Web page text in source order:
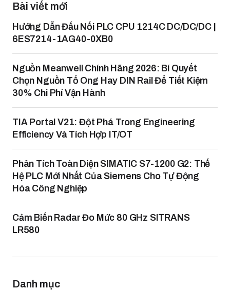
Bài viết mới
Hướng Dẫn Đấu Nối PLC CPU 1214C DC/DC/DC |
6ES7214-1AG40-0XB0
Nguồn Meanwell Chính Hãng 2026: Bí Quyết
Chọn Nguồn Tổ Ong Hay DIN Rail Để Tiết Kiệm
30% Chi Phí Vận Hành
TIA Portal V21: Đột Phá Trong Engineering
Efficiency Và Tích Hợp IT/OT
Phân Tích Toàn Diện SIMATIC S7-1200 G2: Thế
Hệ PLC Mới Nhất Của Siemens Cho Tự Động
Hóa Công Nghiệp
Cảm Biến Radar Đo Mức 80 GHz SITRANS
LR580
Danh mục